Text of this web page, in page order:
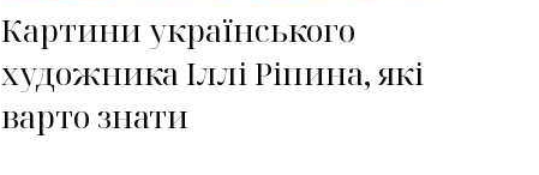
Картини українського
художника Іллі Ріпина, які
варто знати